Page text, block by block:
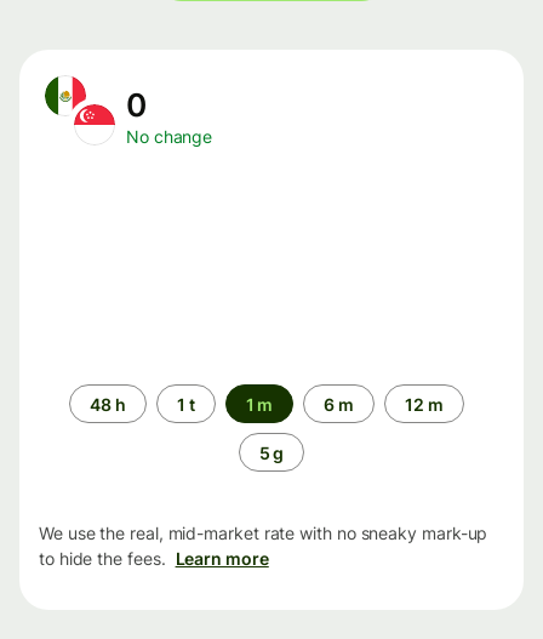
0
No change
Time
period
48 h 1 t 1 m 6 m 12 m
5 g
We use the real, mid-market rate with no sneaky mark-up
to hide the fees. Learn more